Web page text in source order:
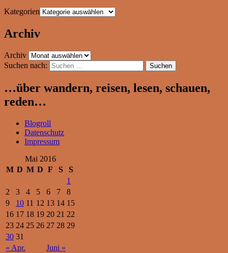
Kategorien
Archiv
Archiv
Suchen nach:
…über wandern, reisen, lesen, schauen,
reden…
Blogroll
Datenschutz
Impressum
Mai 2016
M D M D F S S
« Apr. Juni »
1
2
3 4 5 6 7
8
9
10 11 12 13 14 15
16 17 18 19 20 21 22
23 24 25 26 27 28 29
30 31